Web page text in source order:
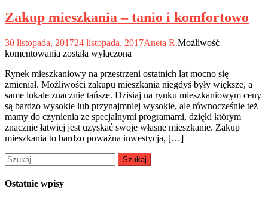
Zakup mieszkania – tanio i komfortowo
30 listopada, 201724 listopada, 2017Aneta R.Możliwość
komentowania Zakup
–
tanio
i
komfortowo
została wyłączona
Rynek mieszkaniowy na przestrzeni ostatnich lat mocno się
zmieniał. Możliwości zakupu mieszkania niegdyś były większe, a
same lokale znacznie tańsze. Dzisiaj na rynku mieszkaniowym ceny
są bardzo wysokie lub przynajmniej wysokie, ale równocześnie też
mamy do czynienia ze specjalnymi programami, dzięki którym
znacznie łatwiej jest uzyskać swoje własne mieszkanie. Zakup
mieszkania to bardzo poważna inwestycja, […]
Szukaj:
Ostatnie wpisy